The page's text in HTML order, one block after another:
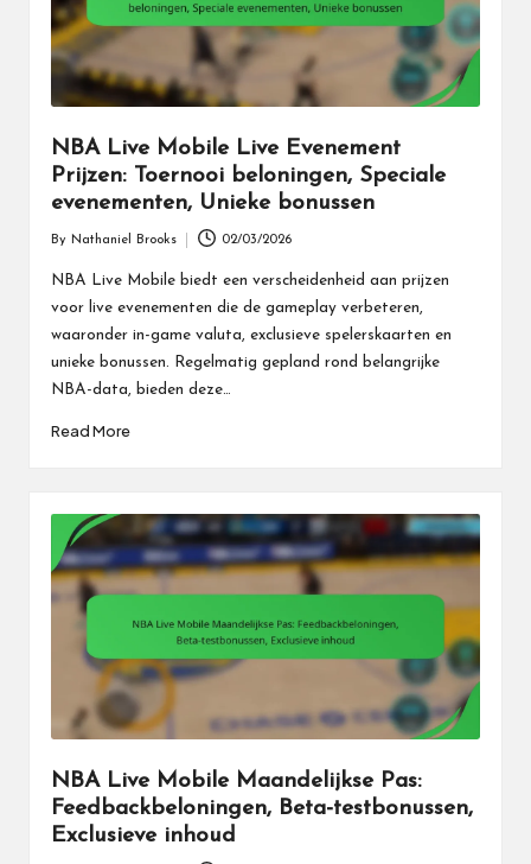
NBA Live Mobile Live Evenement
Prijzen: Toernooi beloningen, Speciale
evenementen, Unieke bonussen
by
By Nathaniel Brooks 02/03/2026
NBA Live Mobile biedt een verscheidenheid aan prijzen
voor live evenementen die de gameplay verbeteren,
waaronder in-game valuta, exclusieve spelerskaarten en
unieke bonussen. Regelmatig gepland rond belangrijke
NBA-data, bieden deze…
Read More
NBA Live Mobile Maandelijkse Pas:
Feedbackbeloningen, Beta-testbonussen,
Exclusieve inhoud